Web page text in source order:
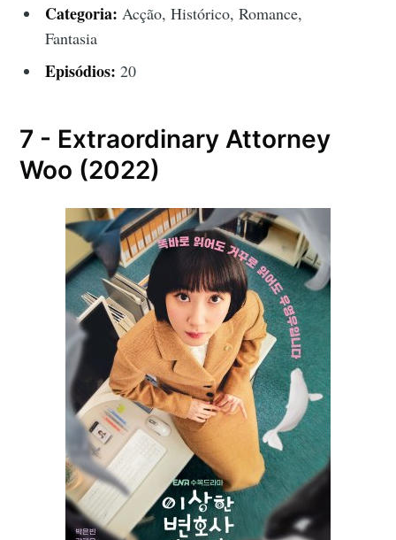
Categoria: Acção, Histórico, Romance,
Fantasia
Episódios: 20
7 - Extraordinary Attorney
Woo (2022)